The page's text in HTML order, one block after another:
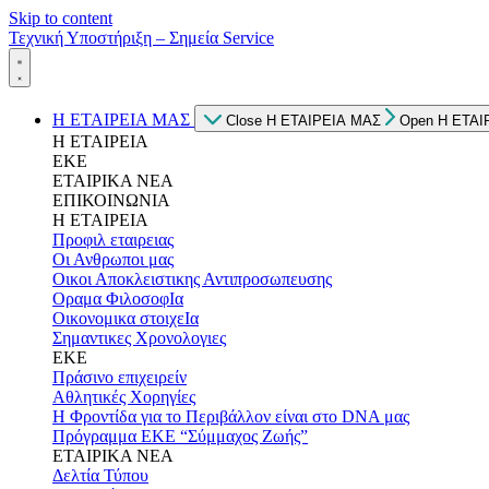
Skip to content
Τεχνική Υποστήριξη – Σημεία Service
Η ΕΤΑΙΡΕΙΑ ΜΑΣ Close Η ΕΤΑΙΡΕΙΑ ΜΑΣ Open Η
Η ΕΤΑΙΡΕΙΑ
ΕΚΕ
ΕΤΑΙΡΙΚΑ ΝΕΑ
ΕΠΙΚΟΙΝΩΝΙΑ
Η ΕΤΑΙΡΕΙΑ
Προφιλ εταιρειας
Οι Ανθρωποι μας
Οικοι Αποκλειστικης Αντιπροσωπευσης
Οραμα ΦιλοσοφΙα
Οικονομικα στοιχεΙα
Σημαντικες Χρονολογιες
ΕΚΕ
Πράσινο επιχειρείν
Αθλητικές Χορηγίες
Η Φροντίδα για το Περιβάλλον είναι στο DNA μας
Πρόγραμμα ΕΚΕ “Σύμμαχος Ζωής”
ΕΤΑΙΡΙΚΑ ΝΕΑ
Δελτία Τύπου